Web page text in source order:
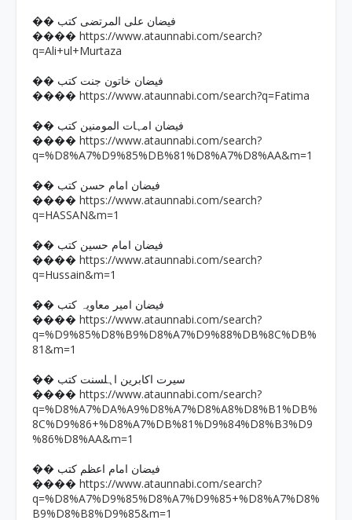
�� فیضان علی المرتضی کتب
���� https://www.ataunnabi.com/search?
q=Ali+ul+Murtaza
�� فیضان خاتون جنت کتب
���� https://www.ataunnabi.com/search?q=Fatima
�� فیضان امہات المومنین کتب
���� https://www.ataunnabi.com/search?
q=%D8%A7%D9%85%DB%81%D8%A7%D8%AA&m=1
�� فیضان امام حسن کتب
���� https://www.ataunnabi.com/search?
q=HASSAN&m=1
�� فیضان امام حسین کتب
���� https://www.ataunnabi.com/search?
q=Hussain&m=1
�� فیضان امیر معاویہ کتب
���� https://www.ataunnabi.com/search?
q=%D9%85%D8%B9%D8%A7%D9%88%DB%8C%DB%
81&m=1
�� سیرت اکابرین اہلسنت کتب
���� https://www.ataunnabi.com/search?
q=%D8%A7%DA%A9%D8%A7%D8%A8%D8%B1%DB%
8C%D9%86+%D8%A7%DB%81%D9%84%D8%B3%D9
%86%D8%AA&m=1
�� فیضان امام اعظم کتب
���� https://www.ataunnabi.com/search?
q=%D8%A7%D9%85%D8%A7%D9%85+%D8%A7%D8%
B9%D8%B8%D9%85&m=1